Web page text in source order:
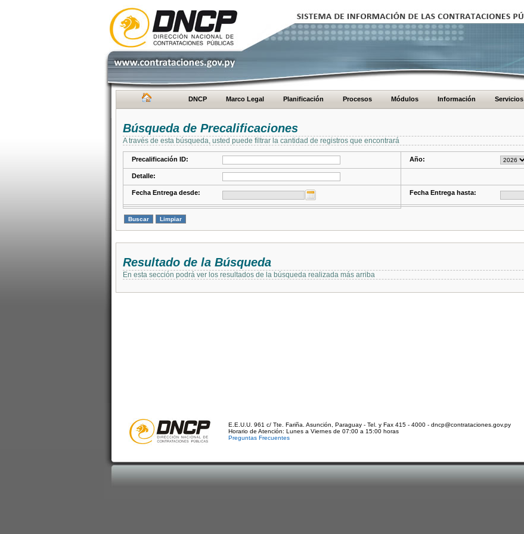
DNCP Marco Legal Planificación Procesos Módulos Información Servicios
Búsqueda de Precalificaciones
A través de esta búsqueda, usted puede filtrar la cantidad de registros que encontrará
Precalificación ID: Año:
Detalle:
Fecha Entrega desde: Fecha Entrega hasta:
Resultado de la Búsqueda
En esta sección podrá ver los resultados de la búsqueda realizada más arriba
E.E.U.U. 961 c/ Tte. Fariña. Asunción, Paraguay - Tel. y Fax 415 - 4000 - dncp@contrataciones.gov.py
Horario de Atención: Lunes a Viernes de 07:00 a 15:00 horas
Preguntas Frecuentes